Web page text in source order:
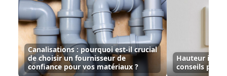
Canalisations : pourquoi est-il crucial
de choisir un fournisseur de
confiance pour vos matériaux ?
Hauteur
conseils par